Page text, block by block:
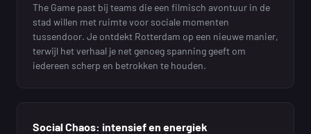
The Game past bij teams die een filmisch avontuur in de
stad willen met ruimte voor sociale momenten
tussendoor. Je ontdekt Rotterdam op een nieuwe manier,
terwijl het verhaal je net genoeg spanning geeft om
iedereen scherp en betrokken te houden.
Social Chaos: intensief en energiek